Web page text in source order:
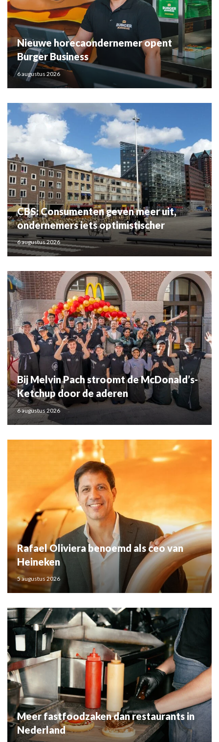
Nieuwe horecaondernemer opent
Burger Business
6 augustus 2026
CBS: Consumenten geven meer uit,
ondernemers iets optimistischer
6 augustus 2026
Bij Melvin Pach stroomt de McDonald’s-
Ketchup door de aderen
6 augustus 2026
Rafael Oliviera benoemd als ceo van
Heineken
5 augustus 2026
Meer fastfoodzaken dan restaurants in
Nederland